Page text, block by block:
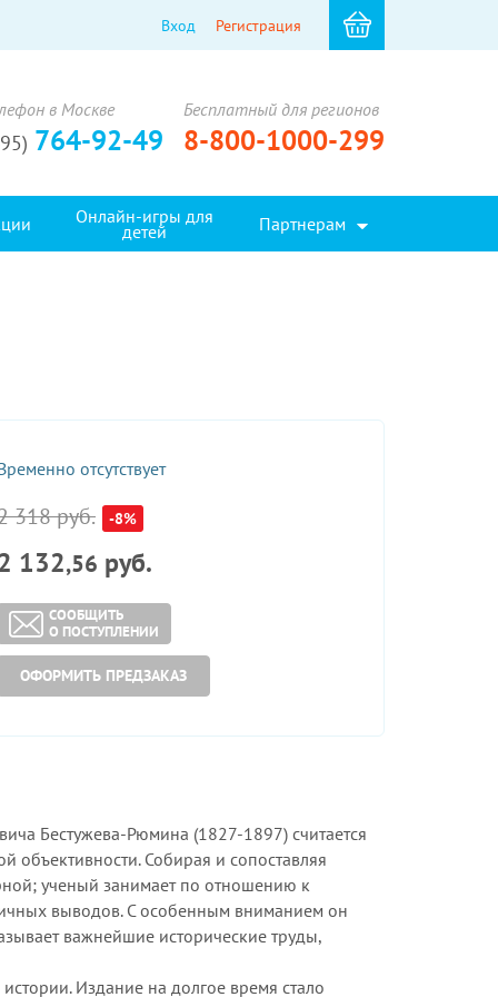
Вход Регистрация
в Москве
764-92-49
Бесплатный для регионов
8-800-1000-299
Онлайн-игры для
детей Партнерам
отсутствует
318 руб. -8%
132,56 руб.
СООБЩИТЬ
О ПОСТУПЛЕНИИ
ОФОРМИТЬ ПРЕДЗАКАЗ
Бестужева-Рюмина (1827-1897) считается
объективности. Собирая и сопоставляя
ученый занимает по отношению к
выводов. С особенным вниманием он
важнейшие исторические труды,
Издание на долгое время стало